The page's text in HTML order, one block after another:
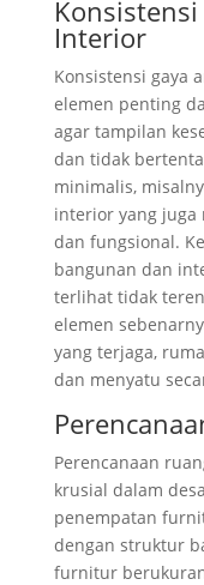
Interior
Konsistensi gaya
elemen penting
agar tampilan
dan tidak
minimalis,
interior yang juga
dan fungsional.
bangunan dan
terlihat tidak
elemen
yang terjaga,
dan menyatu
Perencanaan
krusial dalam
penempatan
dengan struktur
furnitur